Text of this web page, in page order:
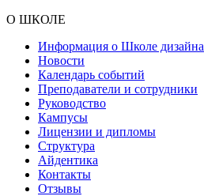
О ШКОЛЕ
Информация о Школе дизайна
Новости
Календарь событий
Преподаватели и сотрудники
Руководство
Кампусы
Лицензии и дипломы
Структура
Айдентика
Контакты
Отзывы